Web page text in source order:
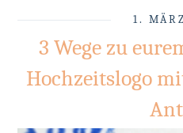
1.
3 Wege zu
Hochzeitslogo